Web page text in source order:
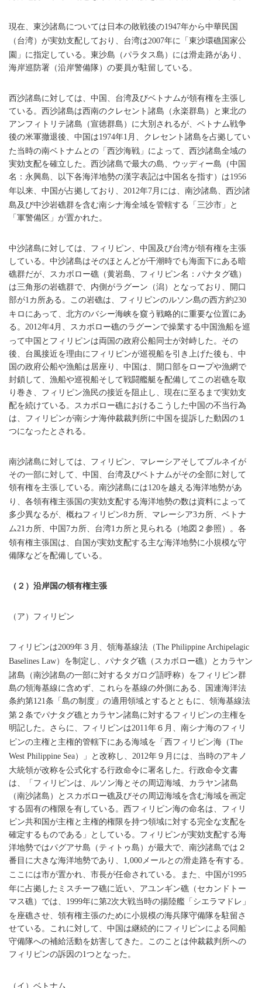
現在、東沙諸島については日本の敗戦後の1947年から中華民国
（台湾）が実効支配しており、台湾は2007年に「東沙環礁国家公
園」に指定している。東沙島（パラタス島）には滑走路があり、
海岸巡防署（沿岸警備隊）の要員が駐留している。
西沙諸島に対しては、中国、台湾及びベトナムが領有権を主張し
ている。西沙諸島は西南のクレセント諸島（永楽群島）と東北の
アンフィトリテ諸島（宣徳群島）に大別されるが、ベトナム戦争
後の米軍撤退後、中国は1974年1 月、クレセント諸島を占拠してい
た当時の南ベトナムとの「西沙海戦」によって、西沙諸島全域の
実効支配を確立した。西沙諸島で最大の島、ウッディー島（中国
名：永興島、以下各海洋地勢の漢字表記は中国名を指す）は1956
年以来、中国が占拠しており、 2012年7月には、南沙諸島、西沙諸
島及び中沙岩礁群を含む南シナ海全域を管轄する「三沙市」と
「軍警備区」が置かれた。
中沙諸島に対しては、フィリピン、中国及び台湾が領有権を主張
している。中沙諸島はそのほとんどが干潮時でも海面下にある暗
礁群だが、スカボロー礁（黄岩島、フィリピン名：パナタグ礁）
は三角形の岩礁群で、内側がラグーン（潟）となっており、開口
部が1カ所ある。この岩礁は、フィリピンのルソン島の西方約230
キロにあって、北方のバシー海峡を窺う戦略的に重要な位置にあ
る。 2012年4月、スカボロー礁のラグーンで操業する中国漁船を巡
って中国とフィリピンは両国の政府公船同士が対峙した。その
後、台風接近を理由にフィリピンが巡視船を引き上げた後も、中
国の政府公船や漁船は居座り、中国は、開口部をロープや漁網で
封鎖して、漁船や巡視船そして戦闘艦艇を配備してこの岩礁を取
り巻き、フィリピン漁民の接近を阻止し、現在に至るまで実効支
配を続けている。スカボロー礁におけるこうした中国の不当行為
は、フィリピンが南シナ海仲裁裁判所に中国を提訴した動因の１
つになったとされる。
南沙諸島に対しては、フィリピン、マレーシアそしてブルネイが
その一部に対して、中国、台湾及びベトナムがその全部に対して
領有権を主張している。南沙諸島には120を越える海洋地勢があ
り、各領有権主張国の実効支配する海洋地勢の数は資料によって
多少異なるが、概ねフィリピン8カ所、マレーシア3カ所、ベトナ
ム21カ所、中国7カ所、台湾1カ所と見られる（地図２参照）。各
領有権主張国は、自国が実効支配する主な海洋地勢に小規模な守
備隊などを配備している。
（２）沿岸国の領有権主張
（ア）フィリピン
フィリピンは2009年３月、領海基線法（The Philippine Archipelagic
Baselines Law）を制定し、パナタグ礁（スカボロー礁）とカラヤン
諸島（南沙諸島の一部に対するタガログ語呼称）をフィリピン群
島の領海基線に含めず、これらを基線の外側にある、国連海洋法
条約第121条「島の制度」の適用領域とするとともに、領海基線法
第２条でパナタグ礁とカラヤン諸島に対するフィリピンの主権を
明記した。さらに、フィリピンは2011年６月、南シナ海のフィリ
ピンの主権と主権的管轄下にある海域を「西フィリピン海（The
West Philippine Sea）」と改称し、 2012年９月には、当時のアキノ
大統領が改称を公式化する行政命令に署名した。行政命令文書
は、「フィリピンは、ルソン海とその周辺海域、カラヤン諸島
（南沙諸島）とスカボロー礁及びその周辺海域を含む海域を画定
する固有の権限を有している。西フィリピン海の命名は、フィリ
ピン共和国が主権と主権的権限を持つ領域に対する完全な支配を
確定するものである」としている。フィリピンが実効支配する海
洋地勢ではパグアサ島（ティトゥ島）が最大で、南沙諸島では２
番目に大きな海洋地勢であり、
1,000メールとの滑走路を有する。
ここには市が置かれ、市長が任命されている。また、中国が1995
年に占拠したミスチーフ礁に近い、アユンギン礁（セカンドトー
マス礁）では、
1999年に第2次大戦当時の揚陸艦「シエラマドレ」
を座礁させ、領有権主張のために小規模の海兵隊守備隊を駐留さ
せている。これに対して、中国は継続的にフィリピンによる同船
守備隊への補給活動を妨害してきた。このことは仲裁裁判所への
フィリピンの訴因の1つとなった。
（イ）ベトナム